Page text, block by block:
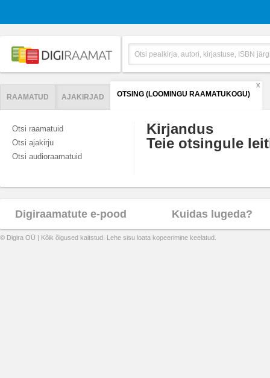
RAAMATUD AJAKIRJAD OTSING (LOOMINGU RAAMATUKOGU)
X
Otsi raamatuid
Otsi ajakirju
Otsi audioraamatuid
Kirjandus
Teie otsingule
Digiraamatute e-pood Kuidas lugeda?
© Digira OÜ | Kõik õigused kaitstud. Lehe sisu loata kopeerimine keelatud.